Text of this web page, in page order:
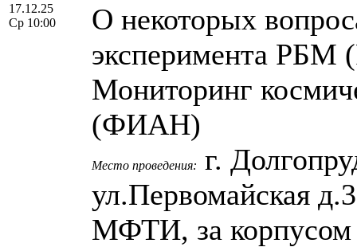
17.12.25
Ср 10:00
О некоторых
эксперимента РБМ
Мониторинг
(ФИАН)
Место проведения:
г.
ул.Первомайская
МФТИ, за